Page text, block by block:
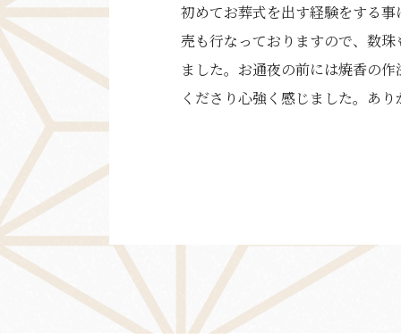
初めてお葬式を出す経験をする
売も行なっておりますので、数
ました。お通夜の前には焼香の
くださり心強く感じました。あ